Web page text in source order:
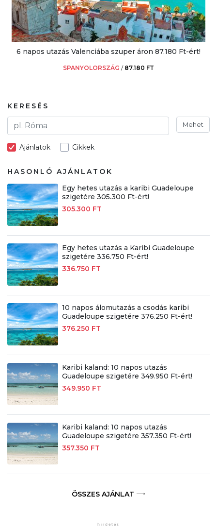
6 napos utazás Valenciába szuper áron 87.180 Ft-ért!
SPANYOLORSZÁG / 87.180 FT
KERESÉS
Mehet
Ajánlatok Cikkek
HASONLÓ AJÁNLATOK
Egy hetes utazás a karibi Guadeloupe
szigetére 305.300 Ft-ért!
305.300 FT
Egy hetes utazás a Karibi Guadeloupe
szigetére 336.750 Ft-ért!
336.750 FT
10 napos álomutazás a csodás karibi
Guadeloupe szigetére 376.250 Ft-ért!
376.250 FT
Karibi kaland: 10 napos utazás
Guadeloupe szigetére 349.950 Ft-ért!
349.950 FT
Karibi kaland: 10 napos utazás
Guadeloupe szigetére 357.350 Ft-ért!
357.350 FT
ÖSSZES AJÁNLAT